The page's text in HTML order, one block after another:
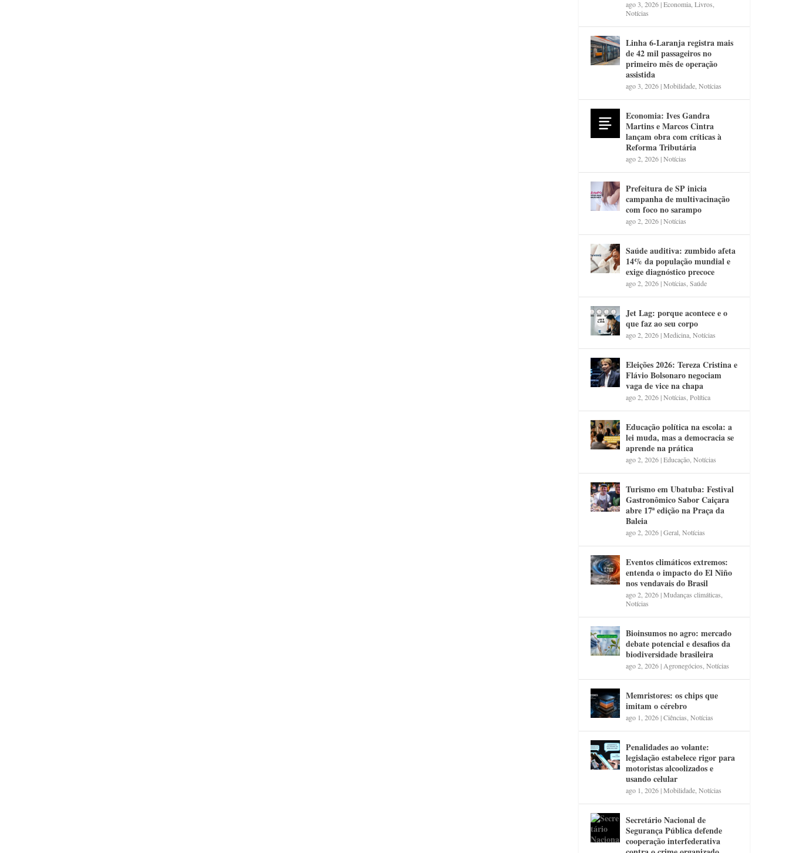
ago 3, 2026|Economia ,Livros
Notícias
Linha 6-Laranja registra mais
de 42 mil passageiros no
primeiro mês de operação
assistida
ago 3, 2026|Mobilidade ,Notícias
Economia: Ives Gandra
Martins e Marcos Cintra
lançam obra com críticas à
Reforma Tributária
ago 2, 2026|Notícias
Prefeitura de SP inicia
campanha de multivacinação
com foco no sarampo
ago 2, 2026|Notícias
Saúde auditiva: zumbido afeta
14% da população mundial e
exige diagnóstico precoce
ago 2, 2026|Notícias ,Saúde
Jet Lag: porque acontece e o
que faz ao seu corpo
ago 2, 2026|Medicina ,Notícias
Eleições 2026: Tereza Cristina e
Flávio Bolsonaro negociam
vaga de vice na chapa
ago 2, 2026|Notícias ,Política
Educação política na escola: a
lei muda, mas a democracia se
aprende na prática
ago 2, 2026|Educação ,Notícias
Turismo em Ubatuba: Festival
Gastronômico Sabor Caiçara
abre 17ª edição na Praça da
Baleia
ago 2, 2026|Geral ,Notícias
Eventos climáticos extremos:
entenda o impacto do El Niño
nos vendavais do Brasil
ago 2, 2026|Mudanças climáticas
Notícias
Bioinsumos no agro: mercado
debate potencial e desafios da
biodiversidade brasileira
ago 2, 2026| Agronegócios ,Notícias
Memristores: os chips que
imitam o cérebro
ago 1, 2026|Ciências ,Notícias
Penalidades ao volante:
legislação estabelece rigor para
motoristas alcoolizados e
usando celular
ago 1, 2026|Mobilidade ,Notícias
Secretário Nacional de
Segurança Pública defende
cooperação interfederativa